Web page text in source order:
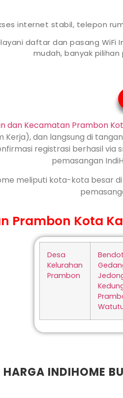
internet stabil, telepon
daftar dan pasang WiFi
mudah, banyak
dan Kecamatan Prambon
Kerja), dan langsung di
registrasi berhasil
pemasangan
meliputi kota-kota besar
Prambon Kota
Desa
Kelurahan
Prambon
INDIHOME